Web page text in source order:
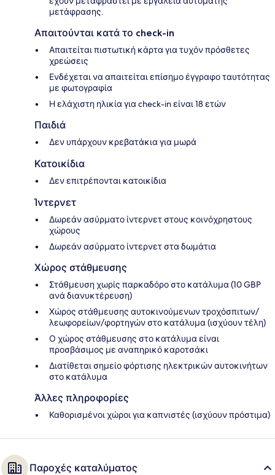
μετάφρασης.
Απαιτούνται κατά το check-in
Απαιτείται πιστωτική κάρτα για τυχόν πρόσθετες
χρεώσεις
Ενδέχεται να απαιτείται επίσημο έγγραφο ταυτότητας
με φωτογραφία
Η ελάχιστη ηλικία για check-in είναι 18 ετών
Παιδιά
Δεν υπάρχουν κρεβατάκια για μωρά
Κατοικίδια
Δεν επιτρέπονται κατοικίδια
Ίντερνετ
Δωρεάν ασύρματο ίντερνετ στους κοινόχρηστους
χώρους
Δωρεάν ασύρματο ίντερνετ στα δωμάτια
Χώρος στάθμευσης
Στάθμευση χωρίς παρκαδόρο στο κατάλυμα (10 GBP
ανά διανυκτέρευση)
Χώρος στάθμευσης αυτοκινούμενων τροχόσπιτων/
λεωφορείων/φορτηγών στο κατάλυμα (ισχύουν τέλη)
Ο χώρος στάθμευσης στο κατάλυμα είναι
προσβάσιμος με αναπηρικό καροτσάκι
Διατίθεται σημείο φόρτισης ηλεκτρικών αυτοκινήτων
στο κατάλυμα
Άλλες πληροφορίες
Καθορισμένοι χώροι για καπνιστές (ισχύουν πρόστιμα)
Παροχές καταλύματος